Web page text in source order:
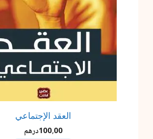
العقد الإجتماعي
100,00درهم